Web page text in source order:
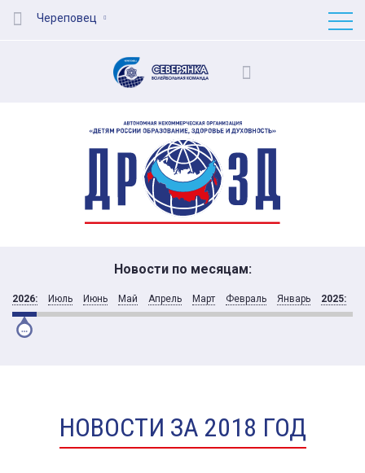
Череповец
Новости по месяцам:
2026: Июль Июнь Май Апрель Март Февраль Январь 2025:
НОВОСТИ ЗА 2018 ГОД